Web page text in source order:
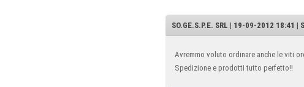
SO.GE.S.P.E. SRL | 19-09-2012 18:41 |
Avremmo voluto ordinare anche le viti
Spedizione e prodotti tutto perfetto!!